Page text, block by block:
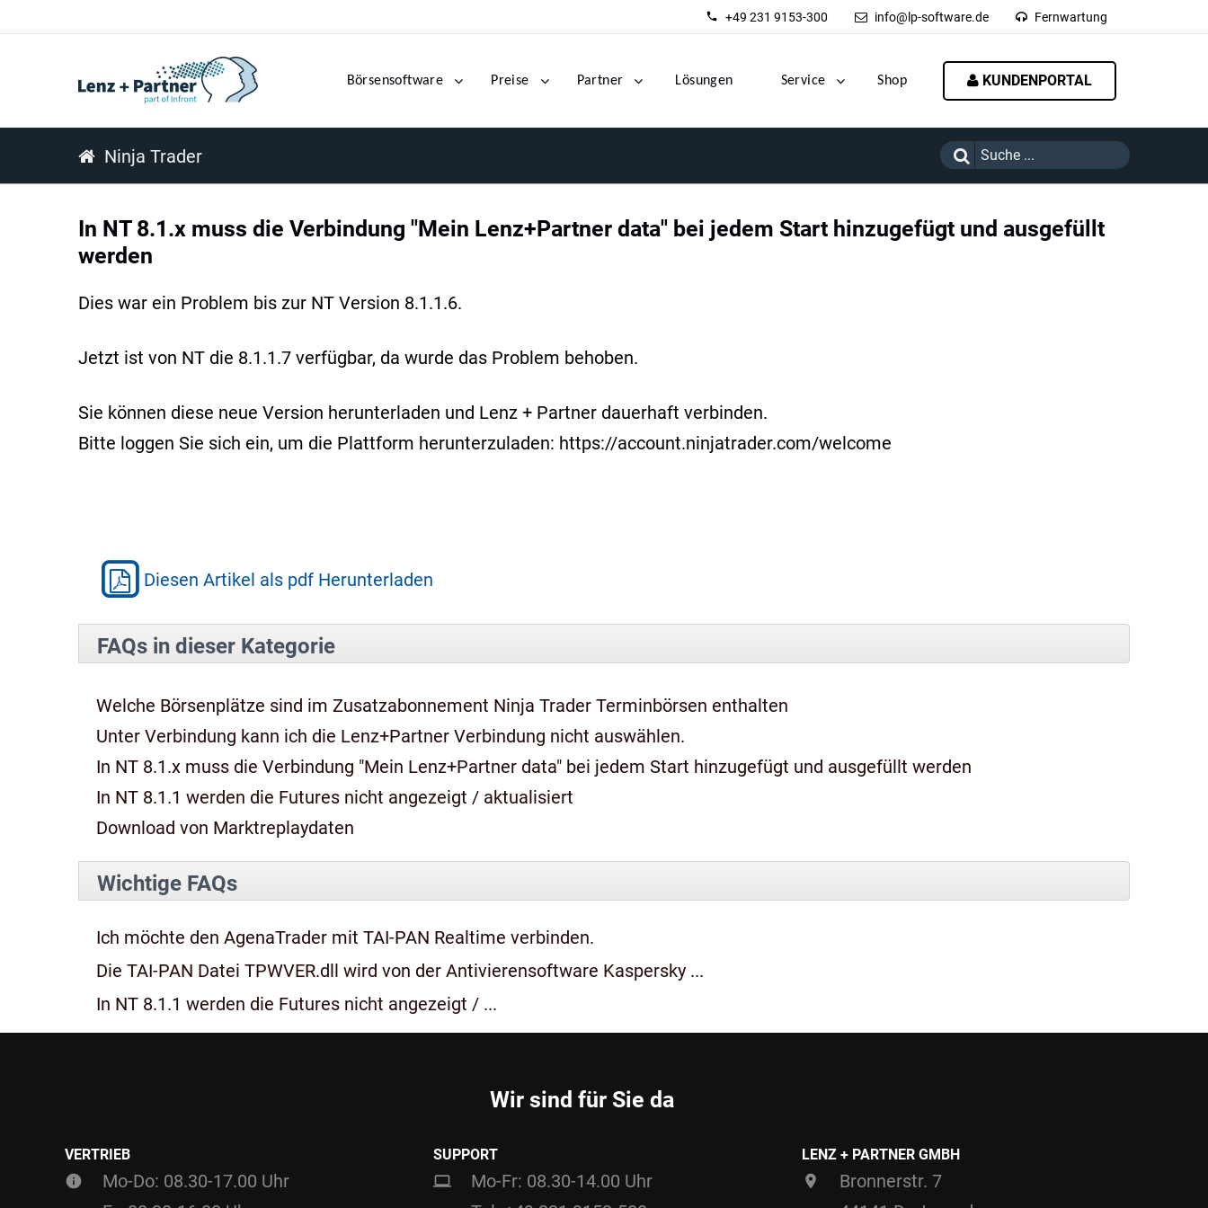
+49 231 9153-300 info@lp-software.de Fernwartung
Börsensoftware Preise Partner Lösungen Service Shop KUNDENPORTAL
Ninja Trader
In NT 8.1.x muss die Verbindung "Mein Lenz+Partner data" bei jedem Start hinzugefügt und ausgefüllt
werden
Dies war ein Problem bis zur NT Version 8.1.1.6.
Jetzt ist von NT die 8.1.1.7 verfügbar, da wurde das Problem behoben.
Sie können diese neue Version herunterladen und Lenz + Partner dauerhaft verbinden.
Bitte loggen Sie sich ein, um die Plattform herunterzuladen: https://account.ninjatrader.com/welcome
Diesen Artikel als pdf Herunterladen
FAQs in dieser Kategorie
Welche Börsenplätze sind im Zusatzabonnement Ninja Trader Terminbörsen enthalten
Unter Verbindung kann ich die Lenz+Partner Verbindung nicht auswählen.
In NT 8.1.x muss die Verbindung "Mein Lenz+Partner data" bei jedem Start hinzugefügt und ausgefüllt werden
In NT 8.1.1 werden die Futures nicht angezeigt / aktualisiert
Download von Marktreplaydaten
Wichtige FAQs
Ich möchte den AgenaTrader mit TAI-PAN Realtime verbinden.
Die TAI-PAN Datei TPWVER.dll wird von der Antivierensoftware Kaspersky ...
In NT 8.1.1 werden die Futures nicht angezeigt / ...
Wir sind für Sie da
VERTRIEB
Mo-Do: 08.30-17.00 Uhr
SUPPORT
Mo-Fr: 08.30-14.00 Uhr
LENZ + PARTNER GMBH
Bronnerstr. 7